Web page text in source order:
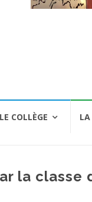
LE COLLÈGE
la classe